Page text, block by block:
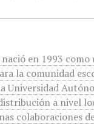
en 1993 como
la comunidad
Universidad
a nivel
colaboraciones